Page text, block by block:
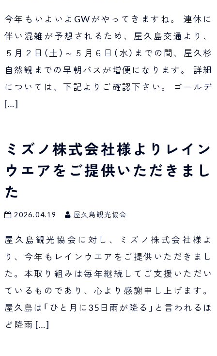
今年もいよいよGWがやってきますね。 連休に
伴い混雑が予想されるため、屋久島交通より、
５月２日（土）～５月６日（水）までの間、屋久杉
自然観までの早朝バスが増便になります。 詳細
については、下記よりご確認下さい。 ゴールデ
[…]
ミズノ株式会社様よりレイン
ウエアをご提供いただきまし
た
2026.04.19 屋久島観光協会
屋久島観光協会に対し、ミズノ株式会社様よ
り、今年もレインウエアをご提供いただきまし
た。本取り組みは毎年継続してご支援いただい
ているものであり、心より感謝申し上げます。
屋久島は「ひと月に35日雨が降る」と言われるほ
ど降雨 […]